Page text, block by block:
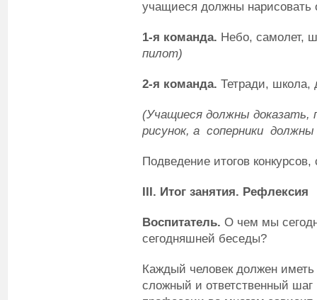
учащиеся должны нарисовать
1-я команда. Небо, самолет,
пилот)
2-я команда. Тетради, школа,
(Учащиеся должны доказать,
рисунок, а соперники
Подведение итогов
III. Итог занятия. Рефлексия
Воспитатель. О чем мы
сегодняшней беседы?
Каждый человек должен
сложный и ответственный